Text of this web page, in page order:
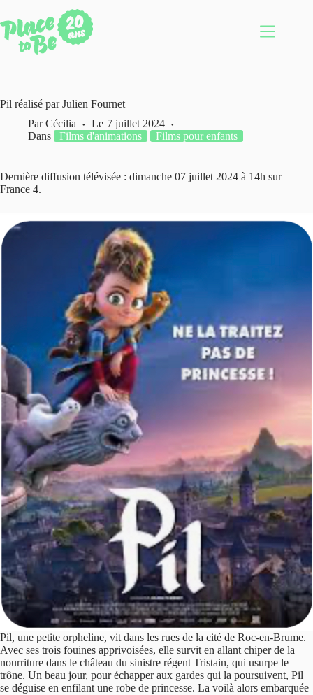
au
contenu
Pil réalisé par Julien Fournet
Par Cécilia Le 7 juillet 2024
Dans
Films d'animations Films pour enfants
Dernière diffusion télévisée : dimanche 07 juillet 2024 à 14h sur
France 4.
Pil, une petite orpheline, vit dans les rues de la cité de Roc-en-Brume.
Avec ses trois fouines apprivoisées, elle survit en allant chiper de la
nourriture dans le château du sinistre régent Tristain, qui usurpe le
trône. Un beau jour, pour échapper aux gardes qui la poursuivent, Pil
se déguise en enfilant une robe de princesse. La voilà alors embarquée